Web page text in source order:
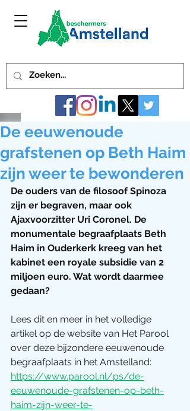
De eeuwenoude
grafstenen op Beth Haim
zijn weer te bewonderen
De ouders van de filosoof Spinoza
zijn er begraven, maar ook
Ajaxvoorzitter Uri Coronel. De
monumentale begraafplaats Beth
Haim in Ouderkerk kreeg van het
kabinet een royale subsidie van 2
miljoen euro. Wat wordt daarmee
gedaan?
Lees dit en meer in het volledige
artikel op de website van Het Parool
over deze bijzondere eeuwenoude
begraafplaats in het Amstelland:
https://www.parool.nl/ps/de-
eeuwenoude-grafstenen-op-beth-
haim-zijn-weer-te-